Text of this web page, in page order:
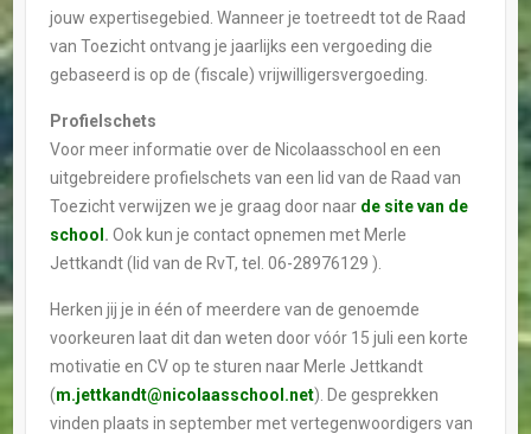
jouw expertisegebied. Wanneer je toetreedt tot de Raad
van Toezicht ontvang je jaarlijks een vergoeding die
gebaseerd is op de (fiscale) vrijwilligersvergoeding.
Profielschets
Voor meer informatie over de Nicolaasschool en een
uitgebreidere profielschets van een lid van de Raad van
Toezicht verwijzen we je graag door naar de site van de
school. Ook kun je contact opnemen met Merle
Jettkandt (lid van de RvT, tel. 06-28976129 ).
Herken jij je in één of meerdere van de genoemde
voorkeuren laat dit dan weten door vóór 15 juli een korte
motivatie en CV op te sturen naar Merle Jettkandt
(m.jettkandt@nicolaasschool.net). De gesprekken
vinden plaats in september met vertegenwoordigers van